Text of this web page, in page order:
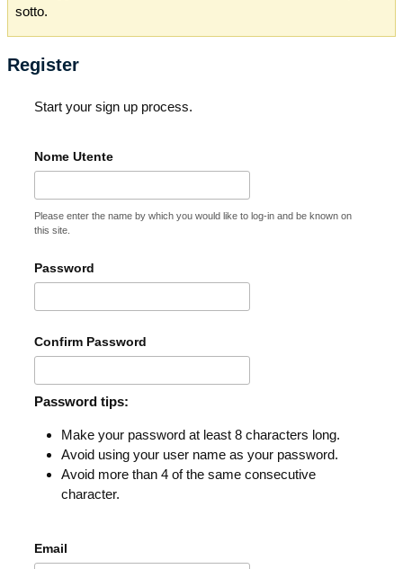
sotto.
Register
Start your sign up process.
Nome Utente
Please enter the name by which you would like to log-in and be known on
this site.
Password
Confirm Password
Password tips:
Make your password at least 8 characters long.
Avoid using your user name as your password.
Avoid more than 4 of the same consecutive
character.
Email